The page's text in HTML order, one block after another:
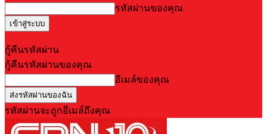
รหัสผ่านของคุณ
กู้คืนรหัสผ่าน
กู้คืนรหัสผ่านของคุณ
อีเมล์ของคุณ
รหัสผ่านจะถูกอีเมล์ถึงคุณ